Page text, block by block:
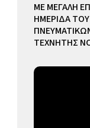
ΜΕ ΜΕΓΑΛΗ
ΗΜΕΡΙΔΑ ΤΟΥ
ΤΕΧΝΗΤΗΣ